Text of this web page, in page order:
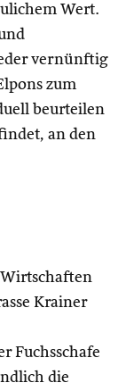
Wert.
vernünftig
zum
beurteilen
an den
Krainer
Fuchsschafe
die